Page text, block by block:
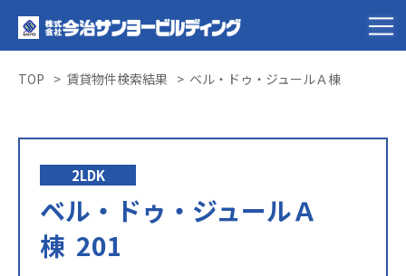
TOP 賃貸物件検索結果 ベル・ドゥ・ジュールＡ棟
2LDK
ベル・ドゥ・ジュールＡ
棟 201